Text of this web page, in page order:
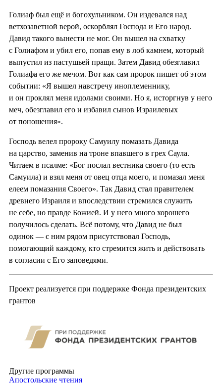
Голиаф был ещё и богохульником. Он издевался над
ветхозаветной верой, оскорблял Господа и Его народ.
Давид такого вынести не мог. Он вышел на схватку
с Голиафом и убил его, попав ему в лоб камнем, который
выпустил из пастушьей пращи. Затем Давид обезглавил
Голиафа его же мечом. Вот как сам пророк пишет об этом
событии: «Я вышел навстречу иноплеменнику,
и он проклял меня идолами своими. Но я, исторгнув у него
меч, обезглавил его и избавил сынов Израилевых
от поношения».
Господь велел пророку Самуилу помазать Давида
на царство, заменив на троне впавшего в грех Саула.
Читаем в псалме: «Бог послал вестника своего (то есть
Самуила) и взял меня от овец отца моего, и помазал меня
елеем помазания Своего». Так Давид стал правителем
древнего Израиля и впоследствии стремился служить
не себе, но правде Божией. И у него много хорошего
получилось сделать. Всё потому, что Давид не был
одинок — с ним рядом присутствовал Господь,
помогающий каждому, кто стремится жить и действовать
в согласии с Его заповедями.
Проект реализуется при поддержке Фонда президентских
грантов
Другие программы
Апостольские чтения